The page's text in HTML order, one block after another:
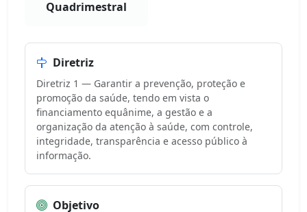
Quadrimestral
Diretriz
Diretriz 1 — Garantir a prevenção, proteção e
promoção da saúde, tendo em vista o
financiamento equânime, a gestão e a
organização da atenção à saúde, com controle,
integridade, transparência e acesso público à
informação.
Objetivo